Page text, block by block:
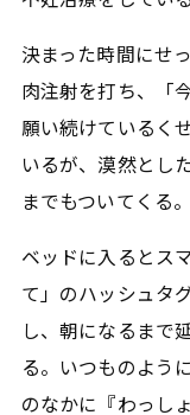
決まった時間にせ
肉注射を打ち、「
願い続けているく
いるが、漠然とし
までもついてくる。
ベッドに入るとス
て」のハッシュタ
し、朝になるまで
る。いつものよう
のなかに『わっし